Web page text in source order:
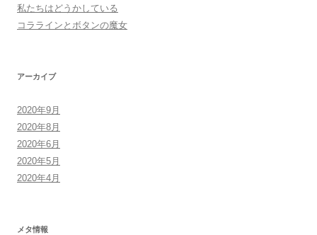
私たちはどうかしている
コララインとボタンの魔女
アーカイブ
2020年9月
2020年8月
2020年6月
2020年5月
2020年4月
メタ情報